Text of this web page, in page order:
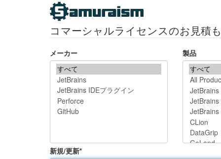
コマーシャルライセンスのお見積
メーカー 製品
新規/更新*